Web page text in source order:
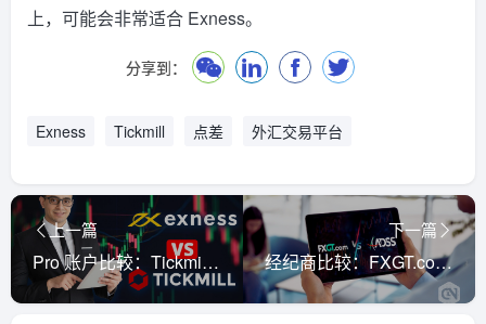
上，可能会非常适合 Exness。
分享到：
Exness Tickmill 点差 外汇交易平台
上一篇
Pro 账户比较：Tickmill vs Exness
下一篇
经纪商比较：FXGT.com vs ADSS